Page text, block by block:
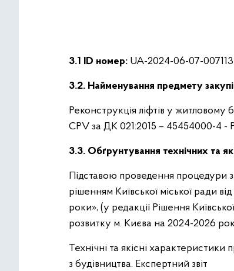
3.1 ID номер: UA-2024-06-07-
3.2. Найменування предмету
Реконструкція ліфтів у житловому
CPV за ДК 021:2015 – 45454000-4 -
3.3. Обґрунтування технічних та
Підставою проведення процедури
рішенням Київської міської ради
роки», (у редакції Рішення
розвитку м. Києва на 2024-2026
Технічні та якісні
з будівництва. Експертний звіт